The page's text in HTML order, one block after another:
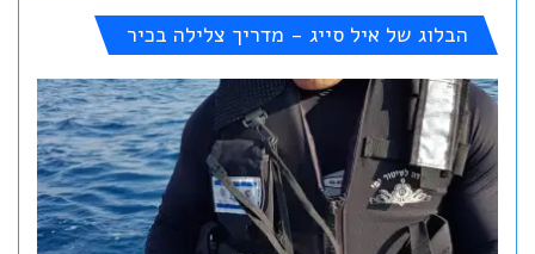
הבלוג של איל סייג - מדריך צלילה בכיר